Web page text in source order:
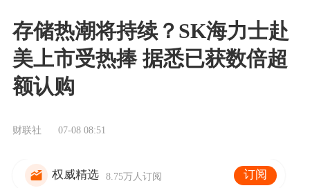
存储热潮将持续？SK海力士赴
美上市受热捧 据悉已获数倍超
额认购
财联社 07-08 08:51
权威精选 8.75万人订阅 订阅